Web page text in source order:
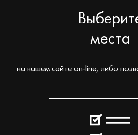
места
на нашем сайте on-line, либо